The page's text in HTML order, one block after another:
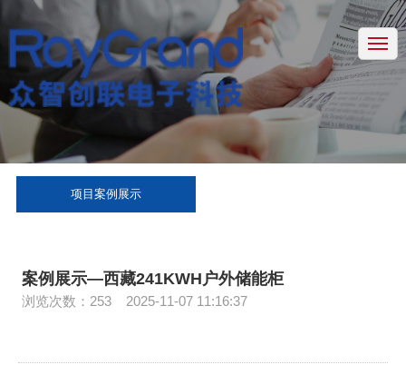
网站主页
储能系统模组
锂电池模组
下载中心
关于众智
联系方式
项目案例展示
案例展示—西藏241KWH户外储能柜
浏览次数：253 2025-11-07 11:16:37